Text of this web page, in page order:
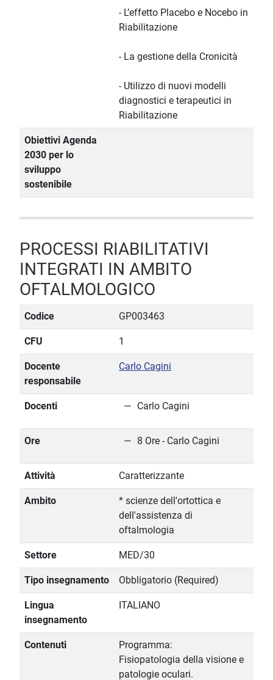
- L’effetto Placebo e Nocebo in
Riabilitazione
- La gestione della Cronicità
- Utilizzo di nuovi modelli
diagnostici e terapeutici in
Riabilitazione
Obiettivi Agenda
2030 per lo
sviluppo
sostenibile
PROCESSI RIABILITATIVI
INTEGRATI IN AMBITO
OFTALMOLOGICO
Codice GP003463
CFU 1
Docente
responsabile
Carlo Cagini
Docenti Carlo Cagini
Ore 8 Ore - Carlo Cagini
Attività Caratterizzante
Ambito
* scienze dell'ortottica e
dell'assistenza di
oftalmologia
Settore MED/30
Tipo insegnamento Obbligatorio (Required)
Lingua
insegnamento
ITALIANO
Contenuti
Programma:
Fisiopatologia della visione e
patologie oculari.